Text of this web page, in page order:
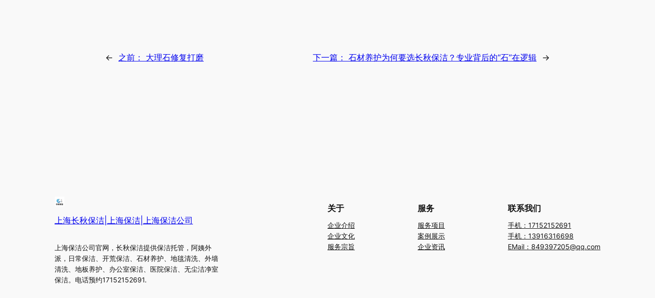
← 之前： 大理石修复打磨 下一篇： 石材养护为何要选长秋保洁？专业背后的“石”在逻辑 →
上海长秋保洁|上海保洁|上海保洁公司
上海保洁公司官网，长秋保洁提供保洁托管，阿姨外
派，日常保洁、开荒保洁、石材养护、地毯清洗、外墙
清洗、地板养护、办公室保洁、医院保洁、无尘洁净室
保洁。电话预约17152152691.
关于
企业介绍
企业文化
服务宗旨
服务
服务项目
案例展示
企业资讯
联系我们
手机：17152152691
手机：13916316698
EMail：849397205@qq.com